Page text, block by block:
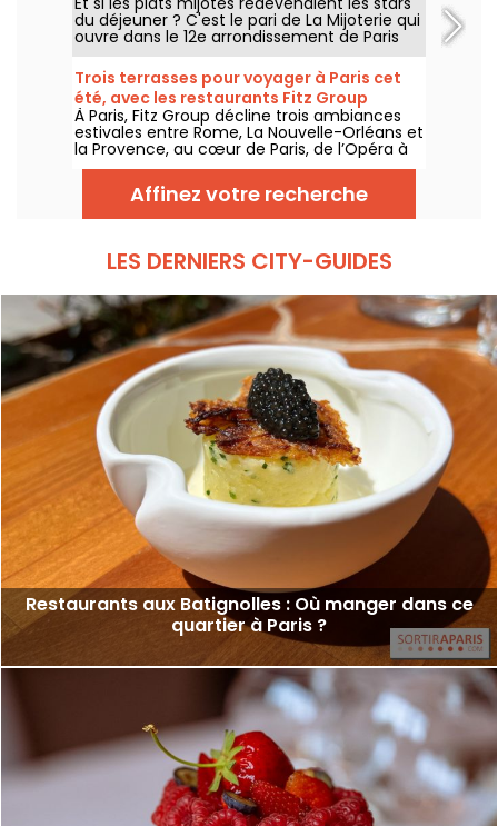
arrondissement
du déjeuner ? C'est le pari de La Mijoterie qui
ouvre dans le 12e arrondissement de Paris
avec une cuisine de longue cuisson
imaginée par le chef Augustin Garnier et
servie directement dans des cocottes.
Trois terrasses pour voyager à Paris cet
été, avec les restaurants Fitz Group
À Paris, Fitz Group décline trois ambiances
estivales entre Rome, La Nouvelle-Orléans et
la Provence, au cœur de Paris, de l’Opéra à
la Tour Eiffel. Chaque adresse, grâce à sa
terrasse, offre une escale à part entière,
sans quitter la capitale .
Affinez votre recherche
LES DERNIERS CITY-GUIDES
Restaurants aux Batignolles : Où manger dans ce
quartier à Paris ?